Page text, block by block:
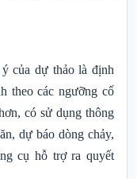
của dự thảo là định
theo các ngưỡng cố
có sử dụng thông
dự báo dòng chảy,
cụ hỗ trợ ra quyết